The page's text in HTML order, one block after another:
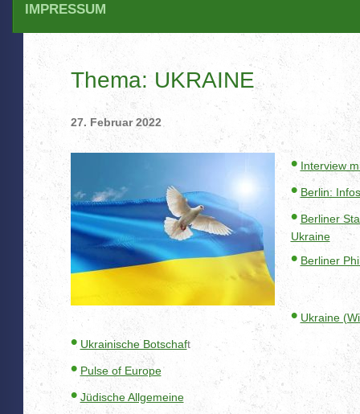
IMPRESSUM
Thema: UKRAINE
27. Februar 2022
• Interview
• Berlin:
• Berliner
Ukraine
• Berliner
• Ukraine
• Ukrainische Botschaft
• Pulse of Europe
• Jüdische Allgemeine